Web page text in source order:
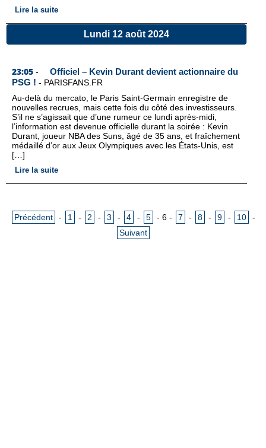
Lire la suite
Lundi 12 août 2024
23:05 -
Officiel – Kevin Durant devient actionnaire du
PSG ! - PARISFANS.FR
Au-delà du mercato, le Paris Saint-Germain enregistre de
nouvelles recrues, mais cette fois du côté des investisseurs.
S’il ne s’agissait que d’une rumeur ce lundi après-midi,
l’information est devenue officielle durant la soirée : Kevin
Durant, joueur NBA des Suns, âgé de 35 ans, et fraîchement
médaillé d’or aux Jeux Olympiques avec les États-Unis, est
[…]
Lire la suite
Précédent - 1 - 2 - 3 - 4 - 5 - 6 - 7 - 8 - 9 - 10
-
Suivant